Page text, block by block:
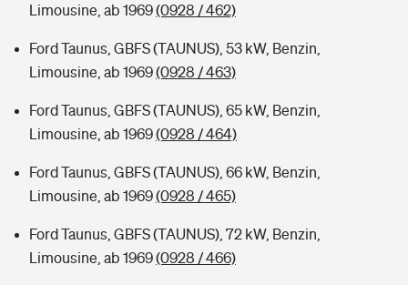
Limousine, ab 1969(0928 / 462)
Ford Taunus, GBFS (TAUNUS), 53 kW, Benzin,
Limousine, ab 1969(0928 / 463)
Ford Taunus, GBFS (TAUNUS), 65 kW, Benzin,
Limousine, ab 1969(0928 / 464)
Ford Taunus, GBFS (TAUNUS), 66 kW, Benzin,
Limousine, ab 1969(0928 / 465)
Ford Taunus, GBFS (TAUNUS), 72 kW, Benzin,
Limousine, ab 1969(0928 / 466)